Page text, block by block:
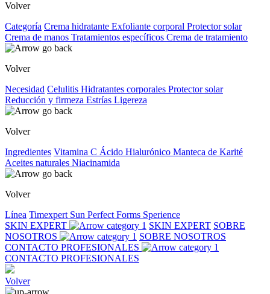
Volver
Categoría Crema hidratante Exfoliante corporal Protector solar
Crema de manos Tratamientos específicos Crema de tratamiento
Volver
Necesidad Celulitis Hidratantes corporales Protector solar
Reducción y firmeza Estrías Ligereza
Volver
Ingredientes Vitamina C Ácido Hialurónico Manteca de Karité
Aceites naturales Niacinamida
Volver
Línea Timexpert Sun Perfect Forms Sperience
SKIN EXPERT
SKIN EXPERT SOBRE
NOSOTROS
SOBRE NOSOTROS
CONTACTO PROFESIONALES
CONTACTO PROFESIONALES
Volver